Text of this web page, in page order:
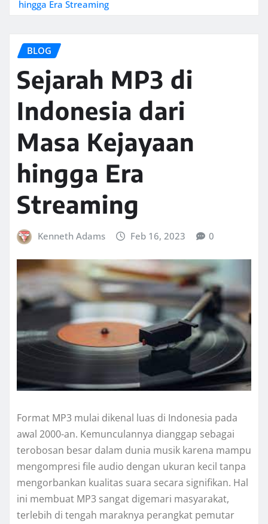
hingga Era Streaming
BLOG
Sejarah MP3 di
Indonesia dari
Masa Kejayaan
hingga Era
Streaming
Kenneth Adams Feb 16, 2023 0
Format MP3 mulai dikenal luas di Indonesia pada
awal 2000-an. Kemunculannya dianggap sebagai
terobosan besar dalam dunia musik karena mampu
mengompresi file audio dengan ukuran kecil tanpa
mengorbankan kualitas suara secara signifikan. Hal
ini membuat MP3 sangat digemari masyarakat,
terlebih di tengah maraknya perangkat pemutar